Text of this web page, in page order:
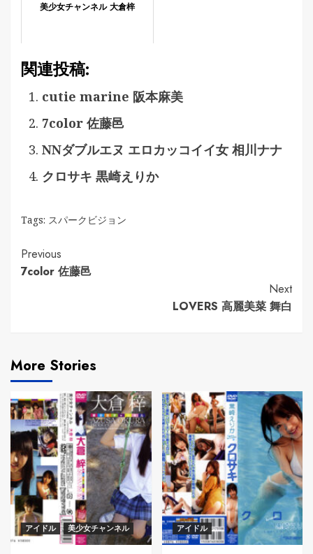
美少女チャンネル 大倉梓
関連投稿:
cutie marine 阪本麻美
7color 佐藤邑
NNダブルエヌ エロカッコイイ女 相川ナナ
クロサキ 黒崎えりか
Tags: スパークビジョン
Continue
Reading
Previous
7color 佐藤邑
Next
LOVERS 高麗美菜 舞白
More Stories
アイドル 美少女チャンネル アイドル